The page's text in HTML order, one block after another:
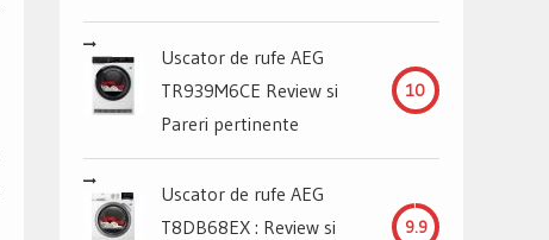
Uscator de rufe AEG
TR939M6CE Review si
Pareri pertinente
10
Uscator de rufe AEG
T8DB68EX : Review si
9.9